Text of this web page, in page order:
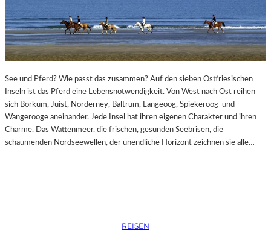
See und Pferd? Wie passt das zusammen? Auf den sieben Ostfriesischen
Inseln ist das Pferd eine Lebensnotwendigkeit. Von West nach Ost reihen
sich Borkum, Juist, Norderney, Baltrum, Langeoog, Spiekeroog und
Wangerooge aneinander. Jede Insel hat ihren eigenen Charakter und ihren
Charme. Das Wattenmeer, die frischen, gesunden Seebrisen, die
schäumenden Nordseewellen, der unendliche Horizont zeichnen sie alle…
REISEN